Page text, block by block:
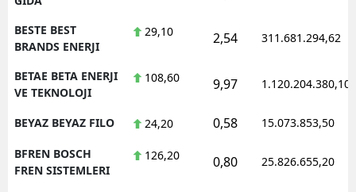
BESTE BEST
BRANDS ENERJI
29,10 2,54 311.681.294,62
BETAE BETA ENERJI
VE TEKNOLOJI
108,60 9,97 1.120.204.380,10
BEYAZ BEYAZ FILO 24,20 0,58 15.073.853,50
BFREN BOSCH
FREN SISTEMLERI
126,20 0,80 25.826.655,20